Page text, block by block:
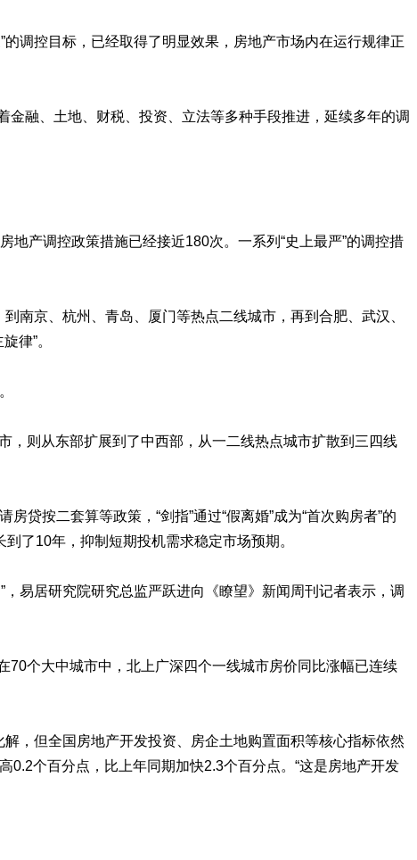
调控目标，已经取得了明显效果，房地产市场内在运行规律正
融、土地、财税、投资、立法等多种手段推进，延续多年的调
产调控政策措施已经接近180次。一系列“史上最严”的调控措
南京、杭州、青岛、厦门等热点二线城市，再到合肥、武汉、
律”。
，则从东部扩展到了中西部，从一二线热点城市扩散到三四线
贷按二套算等政策，“剑指”通过“假离婚”成为“首次购房者”的
了10年，抑制短期投机需求稳定市场预期。
易居研究院研究总监严跃进向《瞭望》新闻周刊记者表示，调
个大中城市中，北上广深四个一线城市房价同比涨幅已连续
，但全国房地产开发投资、房企土地购置面积等核心指标依然
个百分点，比上年同期加快2.3个百分点。“这是房地产开发